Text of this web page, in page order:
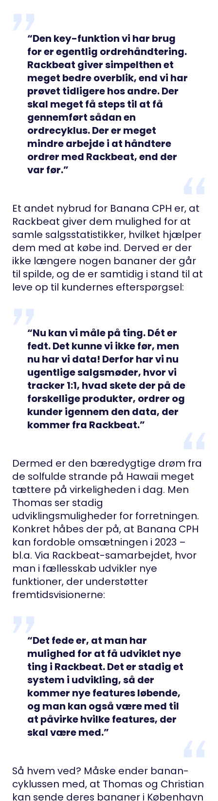
“Den key-funktion vi har brug
for er egentlig ordrehåndtering.
Rackbeat giver simpelthen et
meget bedre overblik, end vi har
prøvet tidligere hos andre. Der
skal meget få steps til at få
gennemført sådan en
ordrecyklus. Der er meget
mindre arbejde i at håndtere
ordrer med Rackbeat, end der
var før.”
Et andet nybrud for Banana CPH er, at
Rackbeat giver dem mulighed for at
samle salgsstatistikker, hvilket hjælper
dem med at købe ind. Derved er der
ikke længere nogen bananer der går
til spilde, og de er samtidig i stand til at
leve op til kundernes efterspørgsel:
“Nu kan vi måle på ting. Dét er
fedt. Det kunne vi ikke før, men
nu har vi data! Derfor har vi nu
ugentlige salgsmøder, hvor vi
tracker 1:1, hvad skete der på de
forskellige produkter, ordrer og
kunder igennem den data, der
kommer fra Rackbeat.”
Dermed er den bæredygtige drøm fra
de solfulde strande på Hawaii meget
tættere på virkeligheden i dag. Men
Thomas ser stadig
udviklingsmuligheder for forretningen.
Konkret håbes der på, at Banana CPH
kan fordoble omsætningen i 2023 –
bl.a. Via Rackbeat-samarbejdet, hvor
man i fællesskab udvikler nye
funktioner, der understøtter
fremtidsvisionerne:
“Det fede er, at man har
mulighed for at få udviklet nye
ting i Rackbeat. Det er stadig et
system i udvikling, så der
kommer nye features løbende,
og man kan også være med til
at påvirke hvilke features, der
skal være med.”
Så hvem ved? Måske ender banan-
cyklussen med, at Thomas og Christian
kan sende deres bananer i København